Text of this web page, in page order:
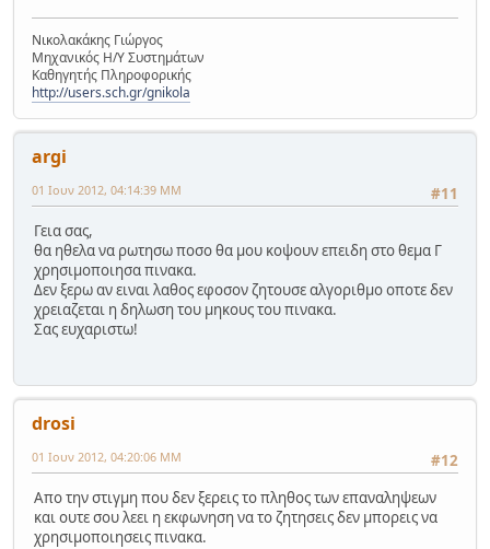
Νικολακάκης Γιώργος
Μηχανικός Η/Υ Συστημάτων
Καθηγητής Πληροφορικής
http://users.sch.gr/gnikola
argi
#11
01 Ιουν 2012, 04:14:39 ΜΜ
Γεια σας,
θα ηθελα να ρωτησω ποσο θα μου κοψουν επειδη στο θεμα Γ
χρησιμοποιησα πινακα.
Δεν ξερω αν ειναι λαθος εφοσον ζητουσε αλγοριθμο οποτε δεν
χρειαζεται η δηλωση του μηκους του πινακα.
Σας ευχαριστω!
drosi
#12
01 Ιουν 2012, 04:20:06 ΜΜ
Απο την στιγμη που δεν ξερεις το πληθος των επαναληψεων
και ουτε σου λεει η εκφωνηση να το ζητησεις δεν μπορεις να
χρησιμοποιησεις πινακα.